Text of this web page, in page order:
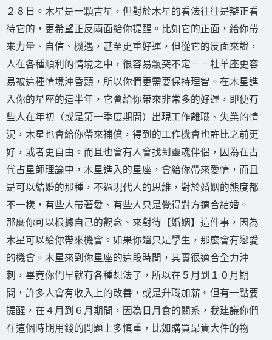
２８日。木星是一顆吉星，但對於木星的看法往往是辯正看
待它的，更希望正反兩面給你提醒。比如它的正面，給你帶
來力量、自信、機遇，甚至更重好運，但從它的反面來說，
人在各種順利的情境之中，很容易飄突不定－－牡羊座更容
易被這種情境沖昏頭，所以你們更需要保持理智。在木星進
入你的星座的這半年，它會給你帶來非常多的好運，即便有
些人在年初（或是第一季度期間）出現工作離職、失業的情
況，木星也會給你帶來補償，得到的工作機會也許比之前更
好，或者更自由。而且也會有人會找到靈魂伴侶，因為在古
代占星師理論中，木星進入的星座，會給你帶來愛情，而且
是可以結婚的那種，不過現代人的思維，對於婚姻的熊度都
不一樣，有些人帶著愛、有些人只是覺得對方適合結婚。
那麼你可以根據自己的觀念、來對待【婚姻】這件事，因為
木星可以給你帶來機會。如果你還只是學生，那麼會有戀愛
的機會。木星來到你星座的這段時間，其實很適合全力沖
刺，畢竟你們早就有各種想法了，所以在５月到１０月期
間，許多人會有收入上的改善，或是升職加薪。但有一點要
提醒，在４月到６月期間，因為日月食的關系，我建議你們
在這個時期用錢的問題上多慎重，比如購買昂貴大件的物